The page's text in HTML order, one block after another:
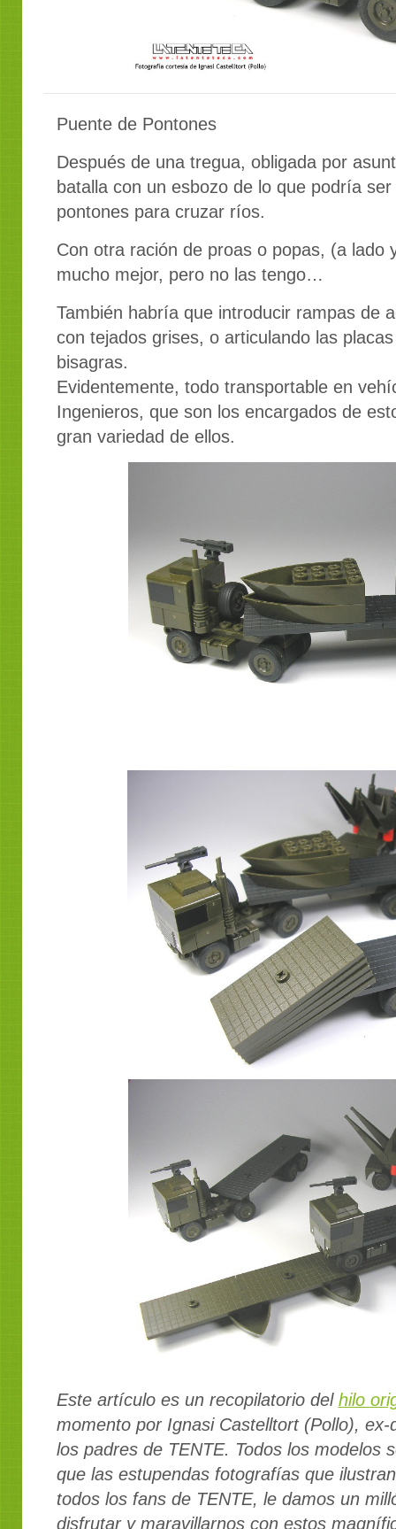
Puente de Pontones
Después de una tregua, obligada por
batalla con un esbozo de lo que podría
pontones para cruzar ríos.
Con otra ración de proas o popas, (a lado
mucho mejor, pero no las tengo…
También habría que introducir rampas de
con tejados grises, o articulando las
bisagras.
Evidentemente, todo transportable en
Ingenieros, que son los encargados de
gran variedad de ellos.
Este artículo es un recopilatorio del hilo
momento por Ignasi Castelltort (Pollo),
los padres de TENTE. Todos los modelos
que las estupendasfotografías que
todos los fans de TENTE, le damos un
disfrutar y maravillarnos con estos